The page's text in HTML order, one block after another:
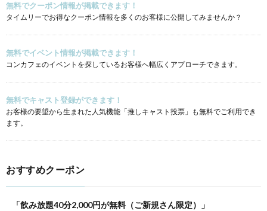
無料でクーポン情報が掲載できます！
タイムリーでお得なクーポン情報を多くのお客様に公開してみませんか？
無料でイベント情報が掲載できます！
コンカフェのイベントを探しているお客様へ幅広くアプローチできます。
無料でキャスト登録ができます！
お客様の要望から生まれた人気機能「推しキャスト投票」も無料でご利用でき
ます。
おすすめクーポン
「飲み放題40分2,000円が無料（ご新規さん限定）」